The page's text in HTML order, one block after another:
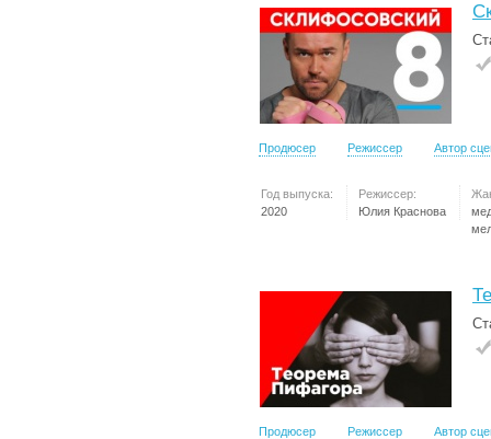
Продюсер Режиссер Автор
Год выпуска:
2020
Режиссер:
Юлия Краснова
Продюсер Режиссер Автор